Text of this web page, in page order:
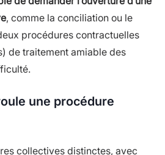
, comme la conciliation ou le
procédures contractuelles
de traitement amiable des
une procédure
collectives distinctes, avec